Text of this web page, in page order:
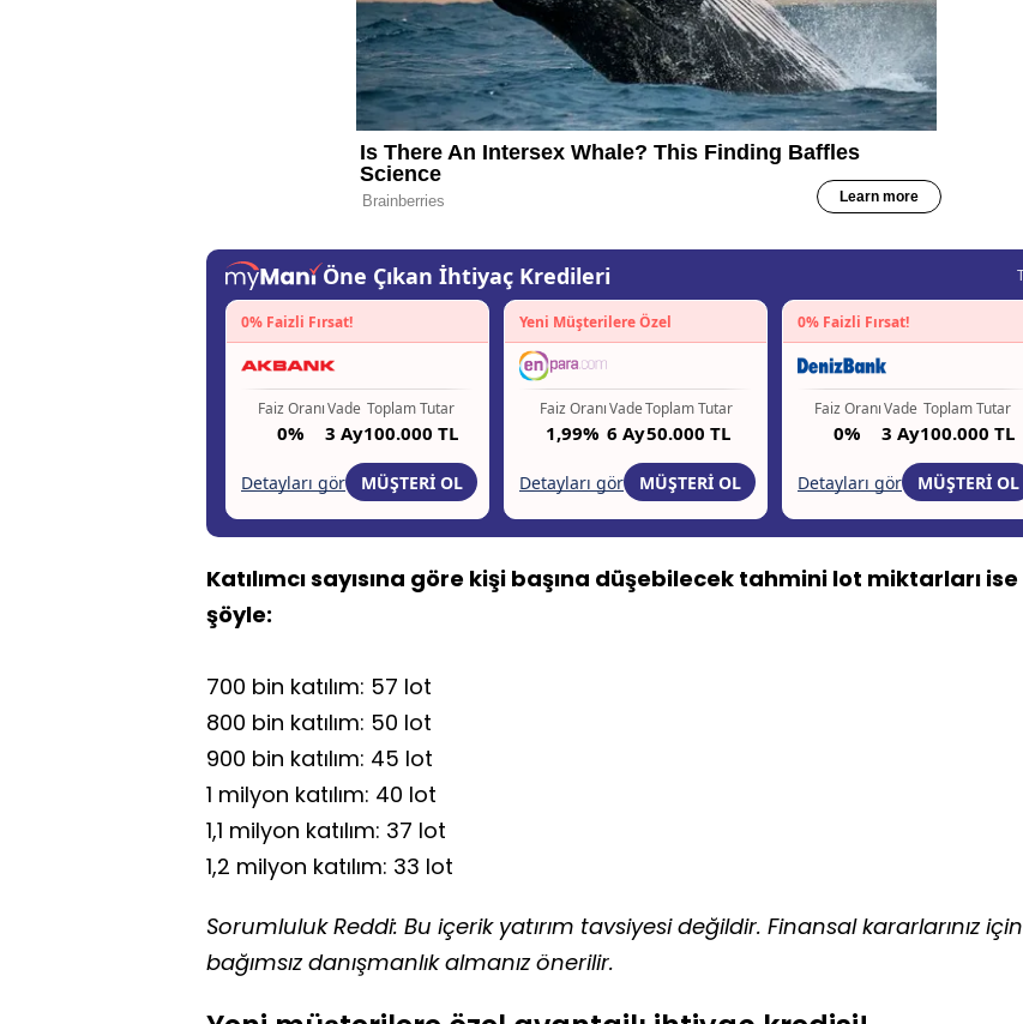
Katılımcı sayısına göre kişi başına düşebilecek tahmini lot miktarları ise
şöyle:
700 bin katılım: 57 lot
800 bin katılım: 50 lot
900 bin katılım: 45 lot
1 milyon katılım: 40 lot
1,1 milyon katılım: 37 lot
1,2 milyon katılım: 33 lot
Sorumluluk Reddi: Bu içerik yatırım tavsiyesi değildir. Finansal kararlarınız için
bağımsız danışmanlık almanız önerilir.